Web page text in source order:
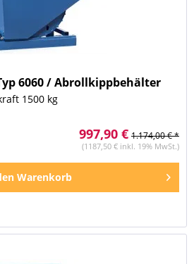
6060 / Abrollkippbehälter
1500 kg
997,90 € 1.174,00 € *
(1187,50 € inkl. 19% MwSt.)
Warenkorb